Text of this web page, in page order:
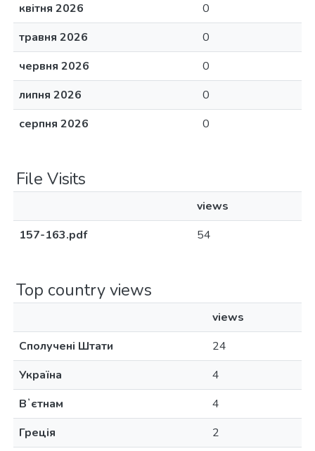
квітня 2026
0
травня 2026
0
червня 2026
0
липня 2026
0
серпня 2026
0
File Visits
views
157-163.pdf
54
Top country views
views
Сполучені Штати
24
Україна
4
Вʼєтнам
4
Греція
2